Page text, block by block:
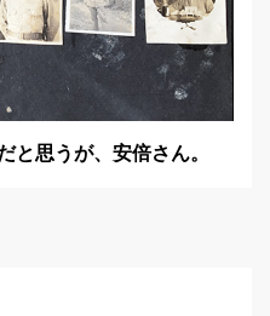
と思うが、安倍さん。